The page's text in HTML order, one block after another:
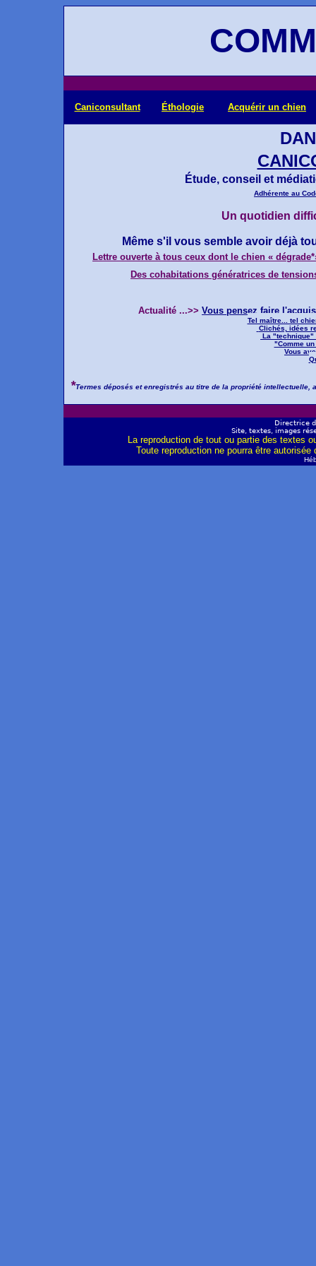
Caniconsultant Éthologie Acquérir un chien
Étude, conseil et
Adhérente au
Un quotidien
Même s'il vous semble avoir déjà
Lettre ouverte à tous ceux dont le chien « dégrade
Des cohabitations génératrices de
Actualité ...>> Vous pensez faire
Tel maître... tel
Clichés, idées
La
"Comme
Vous
*Termes déposés et enregistrés au titre de la propriété intellectuelle,
Directrice
Site, textes, images
La reproduction de tout ou partie des textes
Toute reproduction ne pourra être